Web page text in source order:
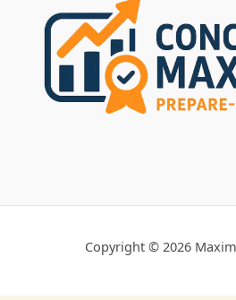
Copyright © 2026